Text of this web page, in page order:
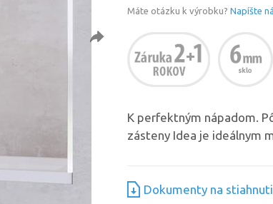
Máte otázku k výrobku? Napíšte
K perfektným nápadom.
zásteny Idea je ideálnym
Dokumenty na